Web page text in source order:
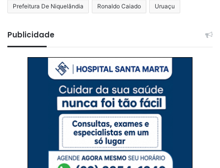
Prefeitura De Niquelândia Ronaldo Caiado Uruaçu
Publicidade